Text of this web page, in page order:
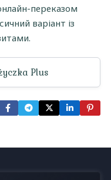
переказом
варіант із
Plus